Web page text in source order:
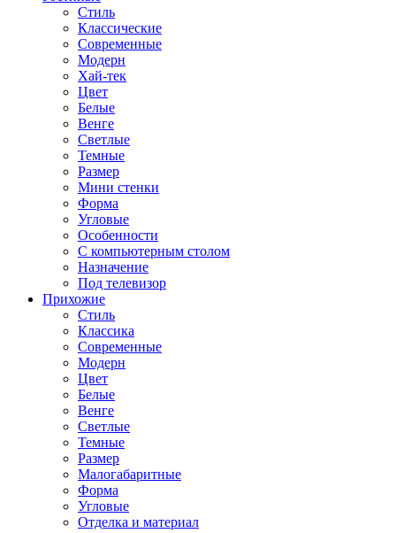
Стиль
Классические
Современные
Модерн
Хай-тек
Цвет
Белые
Венге
Светлые
Темные
Размер
Мини стенки
Форма
Угловые
Особенности
С компьютерным столом
Назначение
Под телевизор
Прихожие
Стиль
Классика
Современные
Модерн
Цвет
Белые
Венге
Светлые
Темные
Размер
Малогабаритные
Форма
Угловые
Отделка и материал